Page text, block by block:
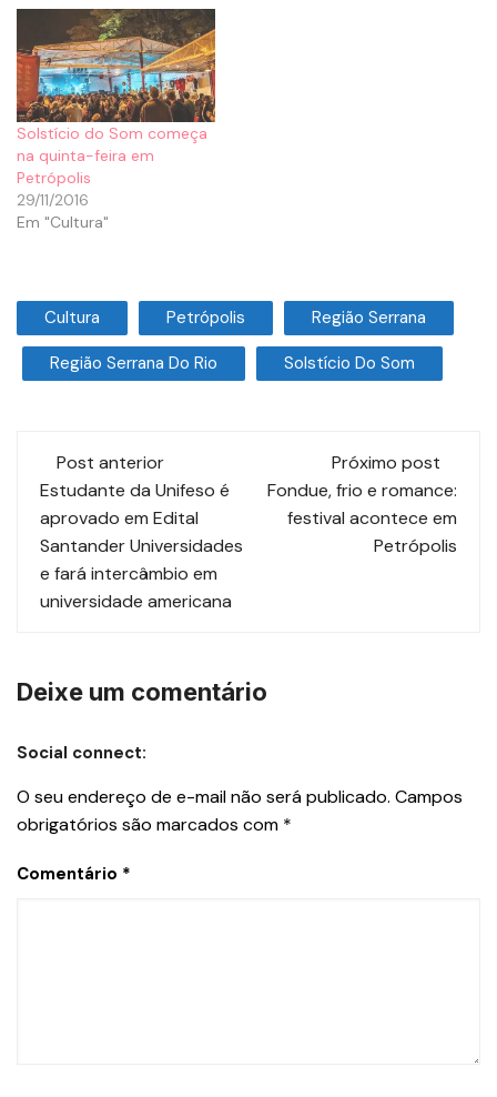
Solstício do Som começa
na quinta-feira em
Petrópolis
29/11/2016
Em "Cultura"
Cultura Petrópolis Região Serrana
Região Serrana Do Rio Solstício Do Som
Post anterior
Estudante da Unifeso é
aprovado em Edital
Santander Universidades
e fará intercâmbio em
universidade americana
Próximo post
Fondue, frio e romance:
festival acontece em
Petrópolis
Deixe um comentário
Social connect:
O seu endereço de e-mail não será publicado. Campos
obrigatórios são marcados com *
Comentário *